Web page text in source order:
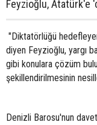
Feyzioğlu, Atatürk'e
"Diktatörlüğü
diyen Feyzioğlu, yargı
gibi konulara çözüm
şekillendirilmesinin
Denizli Barosu'nun